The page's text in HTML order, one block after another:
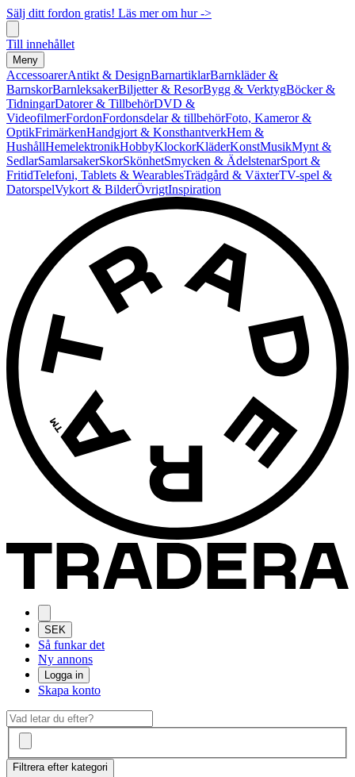
Sälj ditt fordon gratis! Läs mer om hur ->
Till innehållet
Meny
AccessoarerAntikt & DesignBarnartiklarBarnkläder &
BarnskorBarnleksakerBiljetter & ResorBygg & VerktygBöcker &
TidningarDatorer & TillbehörDVD &
VideofilmerFordonFordonsdelar & tillbehörFoto, Kameror &
OptikFrimärkenHandgjort & KonsthantverkHem &
HushållHemelektronikHobbyKlockorKläderKonstMusikMynt &
SedlarSamlarsakerSkorSkönhetSmycken & ÄdelstenarSport &
FritidTelefoni, Tablets & WearablesTrädgård & VäxterTV-spel &
DatorspelVykort & BilderÖvrigtInspiration
SEK
Så funkar det
Ny annons
Logga in
Skapa konto
Filtrera efter kategori